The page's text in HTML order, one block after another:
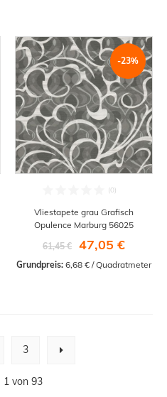
-23%
Vliestapete grau Grafisch
Opulence Marburg 56025
61,45 €
47,05 €
Grundpreis: 6,68 € / Quadratmeter
3
1 von 93